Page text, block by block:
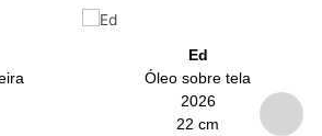
Ed
Óleo sobre tela
2026
22 cm